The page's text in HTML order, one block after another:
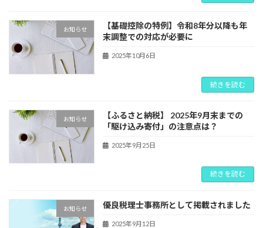
お知らせ
【基礎控除の特例】令和8年分以降も年
末調整での対応が必要に
2025年10月6日
続きを読む
お知らせ
【ふるさと納税】 2025年9月末までの
「駆け込み寄付」の注意点は？
2025年9月25日
続きを読む
お知らせ 優良税理士事務所として掲載されました
2025年9月12日